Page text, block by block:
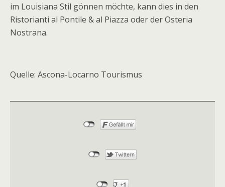
im Louisiana Stil gönnen möchte, kann dies in den
Ristorianti al Pontile & al Piazza oder der Osteria
Nostrana.
Quelle: Ascona-Locarno Tourismus